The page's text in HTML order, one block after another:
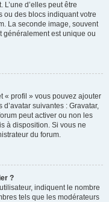
d’elles peut être
ou des blocs indiquant votre
La seconde image, souvent
généralement est unique ou
« profil » vous pouvez ajouter
suivantes : Gravatar,
peut activer ou non les
à disposition. Si vous ne
du forum.
?
indiquent le nombre
tels que les modérateurs